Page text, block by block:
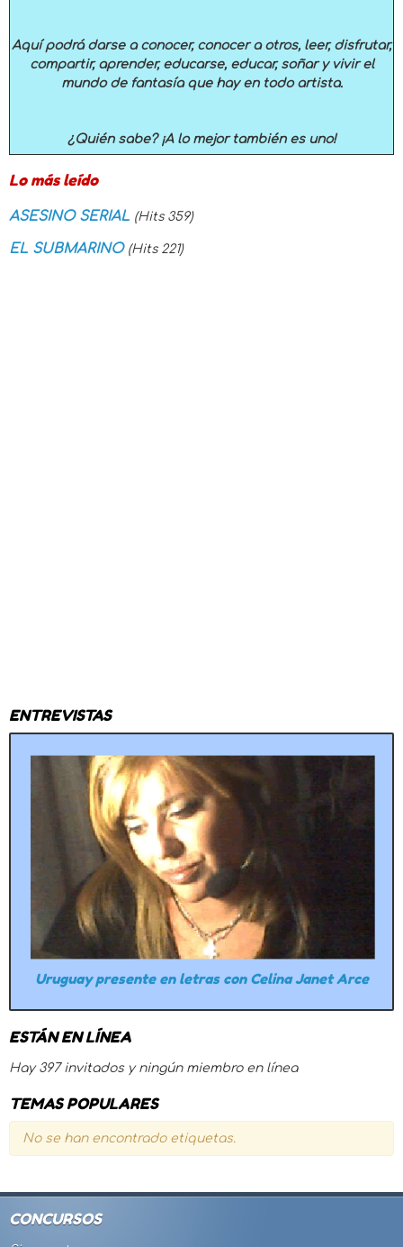
Aquí podrá darse a conocer, conocer a otros, leer, disfrutar,
compartir, aprender, educarse, educar, soñar y vivir el
mundo de fantasía que hay en todo artista.
¿Quién sabe? ¡A lo mejor también es uno!
Lo más leído
ASESINO SERIAL (Hits 359)
EL SUBMARINO (Hits 221)
ENTREVISTAS
Uruguay presente en letras con Celina Janet Arce
ESTÁN EN LÍNEA
Hay 397 invitados y ningún miembro en línea
TEMAS POPULARES
No se han encontrado etiquetas.
CONCURSOS